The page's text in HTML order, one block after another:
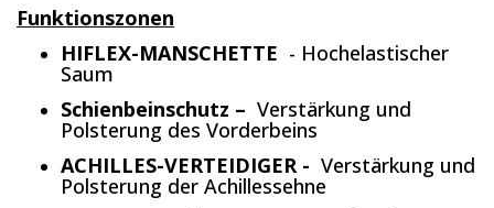
Funktionszonen
HIFLEX-MANSCHETTE - Hochelastischer
Saum
Schienbeinschutz – Verstärkung und
Polsterung des Vorderbeins
ACHILLES-VERTEIDIGER - Verstärkung und
Polsterung der Achillessehne